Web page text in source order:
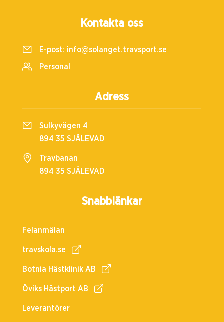
Snabblänkar
Felanmälan
travskola.se
Botnia Hästklinik AB
Öviks Hästport AB
Leverantörer
Kontakta oss
E-post: info@solanget.travsport.se
Personal
Adress
Sulkyvägen 4
894 35 SJÄLEVAD
Travbanan
894 35 SJÄLEVAD